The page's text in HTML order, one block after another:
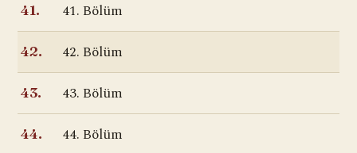
41. 41. Bölüm
42. 42. Bölüm
43. 43. Bölüm
44. 44. Bölüm